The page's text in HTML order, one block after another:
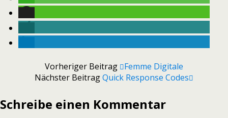
Vorheriger Beitrag
Femme Digitale
Nächster BeitragQuick Response Codes
Schreibe einen Kommentar